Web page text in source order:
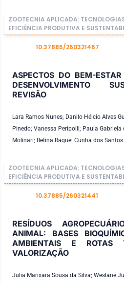
ZOOTECNIA APLICADA:
EFICIÊNCIA PRODUTIVA E
10.37885/260321467
ASPECTOS DO BEM-
DESENVOLVIMENTO
REVISÃO
Lara Ramos Nunes; Danilo Hélcio Alves
Pinedo; Vanessa Peripolli; Paula Gabriela
Molinari; Betina Raquel Cunha dos Santos
ZOOTECNIA APLICADA:
EFICIÊNCIA PRODUTIVA E
10.37885/260321441
RESÍDUOS
ANIMAL: BASES
AMBIENTAIS E ROTAS
VALORIZAÇÃO
Julia Marixara Sousa da Silva; Weslane